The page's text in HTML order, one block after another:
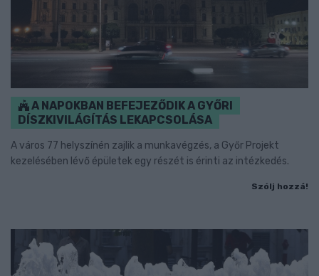
A NAPOKBAN BEFEJEZŐDIK A GYŐRI
DÍSZKIVILÁGÍTÁS LEKAPCSOLÁSA
A város 77 helyszínén zajlik a munkavégzés, a Győr Projekt
kezelésében lévő épületek egy részét is érinti az intézkedés.
Szólj hozzá!